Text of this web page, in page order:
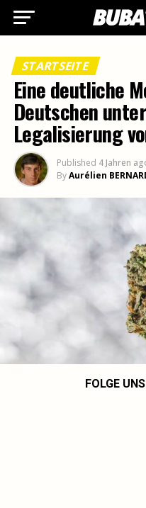
STARTSEITE
Eine deutliche
Deutschen
Legalisierung
Published 4 Jahren
ByAurélien
FOLGE